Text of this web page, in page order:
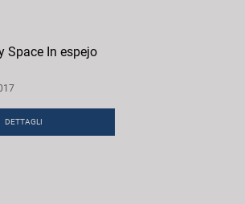
Space In espejo
DETTAGLI